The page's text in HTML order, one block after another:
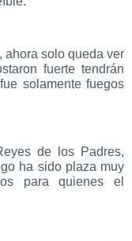
ahora solo queda ver
fuerte tendrán
solamente fuegos
de los Padres,
ha sido plaza muy
para quienes el